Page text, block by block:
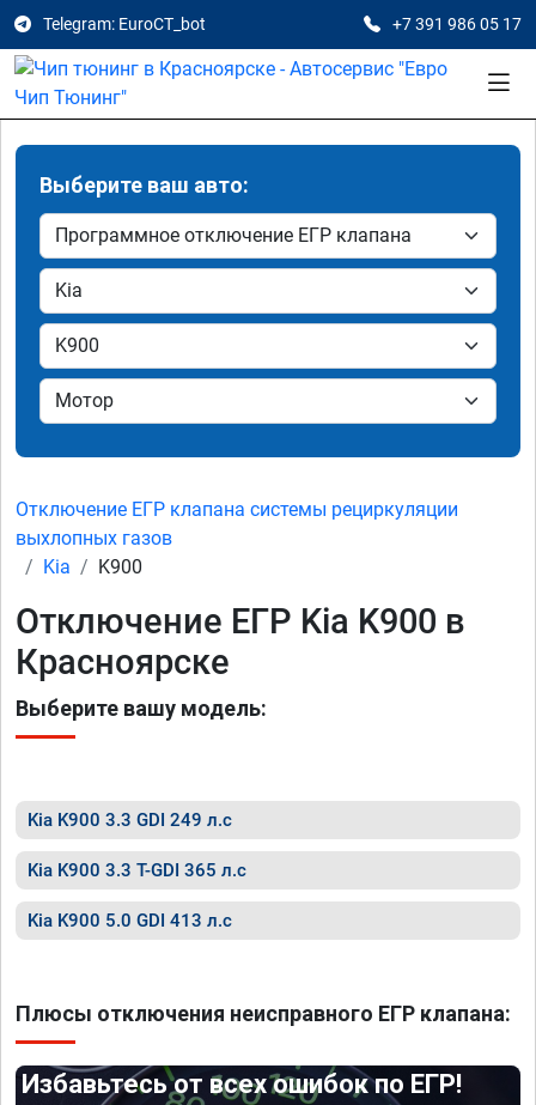
Telegram: EuroCT_bot +7 391 986 05 17
Выберите ваш авто:
Отключение ЕГР клапана системы рециркуляции
выхлопных газов
Kia
K900
Отключение ЕГР Kia K900 в
Красноярске
Выберите вашу модель:
Kia K900 3.3 GDI 249 л.с
Kia K900 3.3 T-GDI 365 л.с
Kia K900 5.0 GDI 413 л.с
Плюсы отключения неисправного ЕГР клапана:
Избавьтесь от всех ошибок по ЕГР!